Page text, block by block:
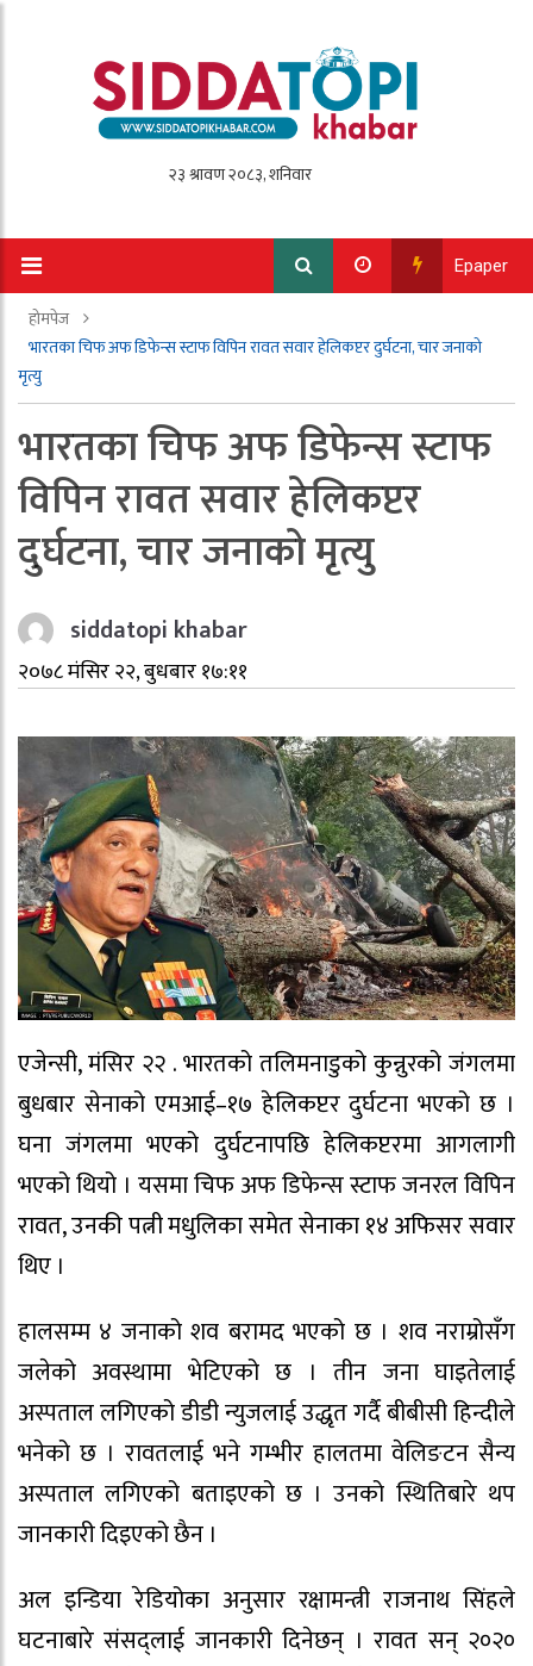
Epaper
होमपेज
भारतका चिफ अफ डिफेन्स स्टाफ विपिन रावत सवार हेलिकप्टर दुर्घटना, चार जनाको
मृत्यु
भारतका चिफ अफ डिफेन्स स्टाफ
विपिन रावत सवार हेलिकप्टर
दुर्घटना, चार जनाको मृत्यु
siddatopi khabar
२०७८ मंसिर २२, बुधबार १७:११
एजेन्सी, मंसिर २२ . भारतको तलिमनाडुको कुन्नुरको जंगलमा
बुधबार सेनाको एमआई–१७ हेलिकप्टर दुर्घटना भएको छ ।
घना जंगलमा भएको दुर्घटनापछि हेलिकप्टरमा आगलागी
भएको थियो । यसमा चिफ अफ डिफेन्स स्टाफ जनरल विपिन
रावत, उनकी पत्नी मधुलिका समेत सेनाका १४ अफिसर सवार
थिए ।
हालसम्म ४ जनाको शव बरामद भएको छ । शव नराम्रोसँग
जलेको अवस्थामा भेटिएको छ । तीन जना घाइतेलाई
अस्पताल लगिएको डीडी न्युजलाई उद्धृत गर्दै बीबीसी हिन्दीले
भनेको छ । रावतलाई भने गम्भीर हालतमा वेलिङटन सैन्य
अस्पताल लगिएको बताइएको छ । उनको स्थितिबारे थप
जानकारी दिइएको छैन ।
अल इन्डिया रेडियोका अनुसार रक्षामन्त्री राजनाथ सिंहले
घटनाबारे संसद्लाई जानकारी दिनेछन् । रावत सन् २०२०